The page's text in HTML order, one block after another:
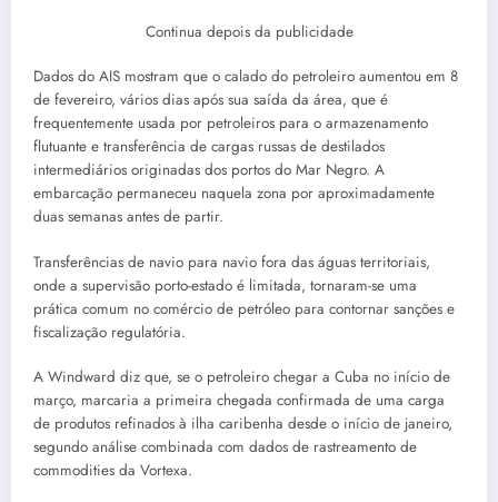
Continua depois da publicidade
Dados do AIS mostram que o calado do petroleiro aumentou em 8
de fevereiro, vários dias após sua saída da área, que é
frequentemente usada por petroleiros para o armazenamento
flutuante e transferência de cargas russas de destilados
intermediários originadas dos portos do Mar Negro. A
embarcação permaneceu naquela zona por aproximadamente
duas semanas antes de partir.
Transferências de navio para navio fora das águas territoriais,
onde a supervisão porto-estado é limitada, tornaram-se uma
prática comum no comércio de petróleo para contornar sanções e
fiscalização regulatória.
A Windward diz que, se o petroleiro chegar a Cuba no início de
março, marcaria a primeira chegada confirmada de uma carga
de produtos refinados à ilha caribenha desde o início de janeiro,
segundo análise combinada com dados de rastreamento de
commodities da Vortexa.